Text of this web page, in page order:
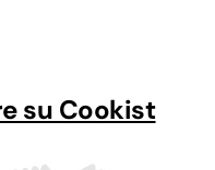
su Cookist